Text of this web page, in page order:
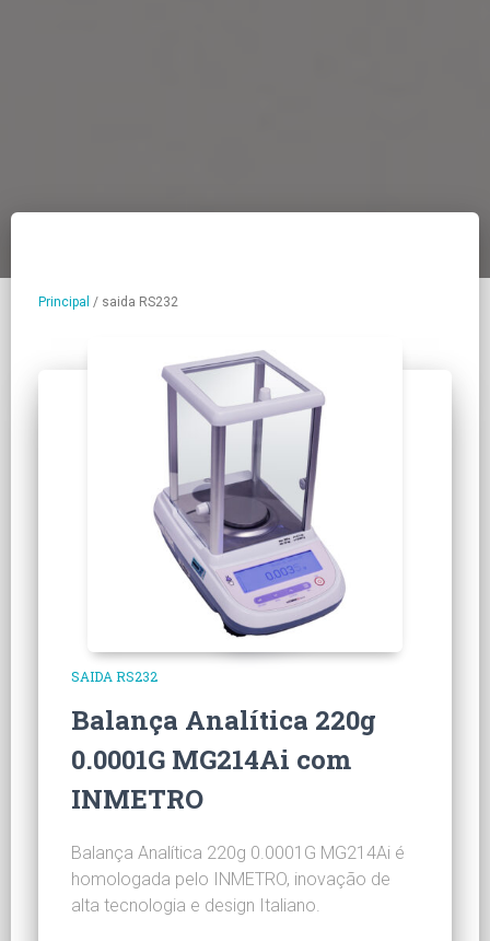
Principal / saida RS232
SAIDA RS232
Balança Analítica 220g
0.0001G MG214Ai com
INMETRO
Balança Analítica 220g 0.0001G MG214Ai é
homologada pelo INMETRO, inovação de
alta tecnologia e design Italiano.